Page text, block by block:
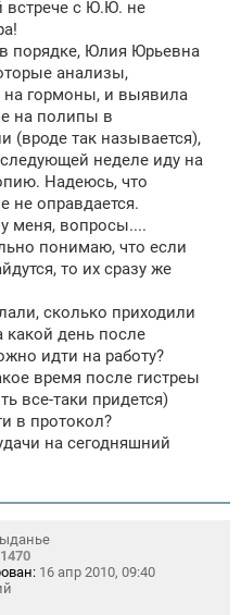
встрече с Ю.Ю. не
порядке, Юлия Юрьевна
анализы,
на гормоны, и выявила
на полипы в
(вроде так называется),
неделе иду на
Надеюсь, что
не оправдается.
меня, вопросы....
понимаю, что если
то их сразу же
сколько приходили
какой день после
идти на работу?
время после гистреы
все-таки придется)
в протокол?
на сегодняшний
1470
16 апр 2010, 09:40